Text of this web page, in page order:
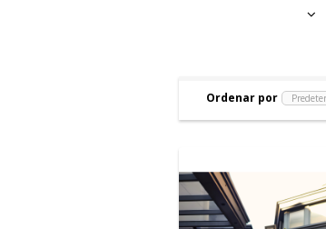
Ordenar por